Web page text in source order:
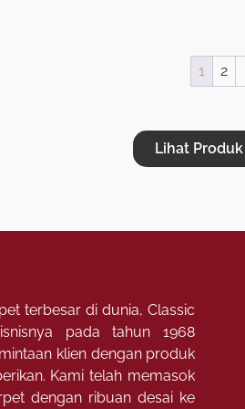
1 2
Lihat
terbesar di dunia, Classic
pada tahun 1968
klien dengan produk
Kami telah memasok
dengan ribuan desai ke